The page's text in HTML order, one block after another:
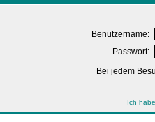
Benutzername:
Passwort:
Bei jedem
Ich